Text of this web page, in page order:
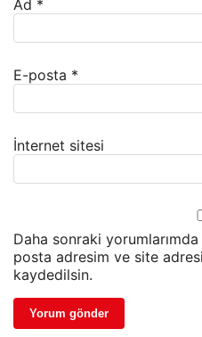
Ad *
E-posta *
İnternet sitesi
Daha sonraki yorumlarımda
posta adresim ve site
kaydedilsin.